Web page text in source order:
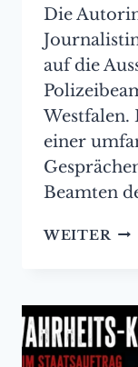
Die
auf die
Westfalen.
einer
Beamten
WEITER
LIV